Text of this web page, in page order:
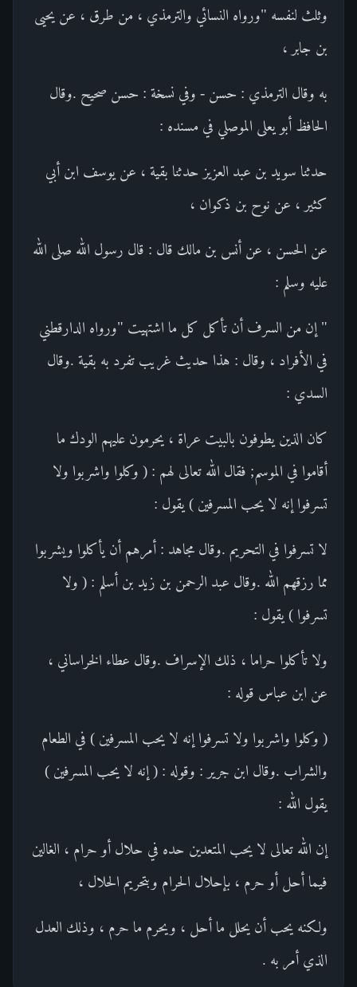
وثلث لنفسه "ورواه النسائي والترمذي ، من طرق ، عن يحيى
بن جابر ،
به وقال الترمذي : حسن - وفي نسخة : حسن صحيح .وقال
الحافظ أبو يعلى الموصلي في مسنده :
حدثنا سويد بن عبد العزيز حدثنا بقية ، عن يوسف ابن أبي
كثير ، عن نوح بن ذكوان ،
عن الحسن ، عن أنس بن مالك قال : قال رسول الله صلى الله
عليه وسلم :
" إن من السرف أن تأكل كل ما اشتهيت "ورواه الدارقطني
في الأفراد ، وقال : هذا حديث غريب تفرد به بقية .وقال
السدي :
كان الذين يطوفون بالبيت عراة ، يحرمون عليهم الودك ما
أقاموا في الموسم; فقال الله تعالى لهم : ( وكلوا واشربوا ولا
تسرفوا إنه لا يحب المسرفين ) يقول :
لا تسرفوا في التحريم .وقال مجاهد : أمرهم أن يأكلوا ويشربوا
مما رزقهم الله .وقال عبد الرحمن بن زيد بن أسلم : ( ولا
تسرفوا ) يقول :
ولا تأكلوا حراما ، ذلك الإسراف .وقال عطاء الخراساني ،
عن ابن عباس قوله :
( وكلوا واشربوا ولا تسرفوا إنه لا يحب المسرفين ) في الطعام
والشراب .وقال ابن جرير : وقوله : ( إنه لا يحب المسرفين )
يقول الله :
إن الله تعالى لا يحب المتعدين حده في حلال أو حرام ، الغالين
فيما أحل أو حرم ، بإحلال الحرام وبتحريم الحلال ،
ولكنه يحب أن يحلل ما أحل ، ويحرم ما حرم ، وذلك العدل
الذي أمر به .